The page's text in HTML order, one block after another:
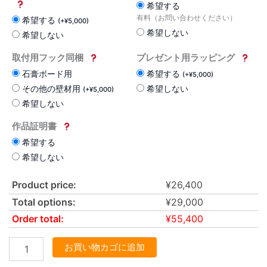
希望する (+¥5,000)
希望しない
希望する
有料（お問い合わせください）
希望しない
取付用フック同梱
石膏ボード用
その他の壁材用 (+¥5,000)
希望しない
プレゼント用ラッピング
希望する (+¥5,000)
希望しない
作品証明書
希望する
希望しない
Product price: ¥26,400
Total options:
¥29,000
Order total:
¥55,400
お買い物カゴに追加